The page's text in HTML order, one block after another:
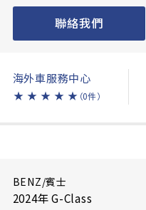
聯絡我們
海外車服務中心
★ ★ ★ ★ ★ （0件）
BENZ/賓士
2024年 G-Class